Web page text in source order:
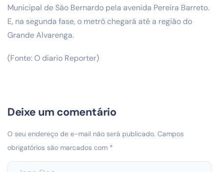
Municipal de São Bernardo pela avenida Pereira Barreto.
E, na segunda fase, o metrô chegará até a região do
Grande Alvarenga.
(Fonte: O diario Reporter)
Deixe um comentário
O seu endereço de e-mail não será publicado. Campos
obrigatórios são marcados com *